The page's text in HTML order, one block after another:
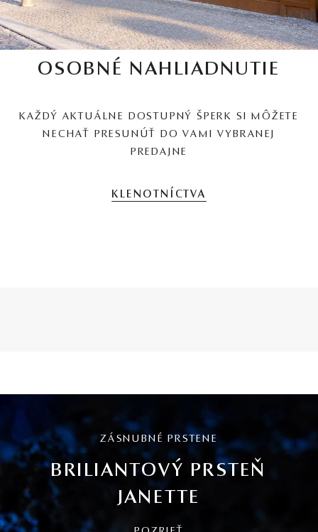
OSOBNÉ NAHLIADNUTIE
KAŽDÝ AKTUÁLNE DOSTUPNÝ ŠPERK SI MÔŽETE
NECHAŤ PRESUNÚŤ DO VAMI VYBRANEJ
PREDAJNE
KLENOTNÍCTVA
ZÁSNUBNÉ PRSTENE
BRILIANTOVÝ PRSTEŇ
JANETTE